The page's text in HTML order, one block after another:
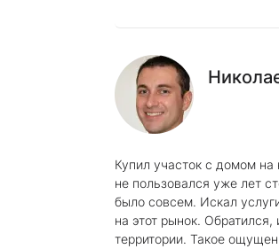
Купил участок с домом на
не пользовался уже лет
было совсем. Искал
на этот рынок.
территории. Такое